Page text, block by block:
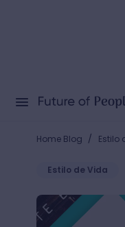
Home Blog / Estilo
Estilo de Vida
25 mejores